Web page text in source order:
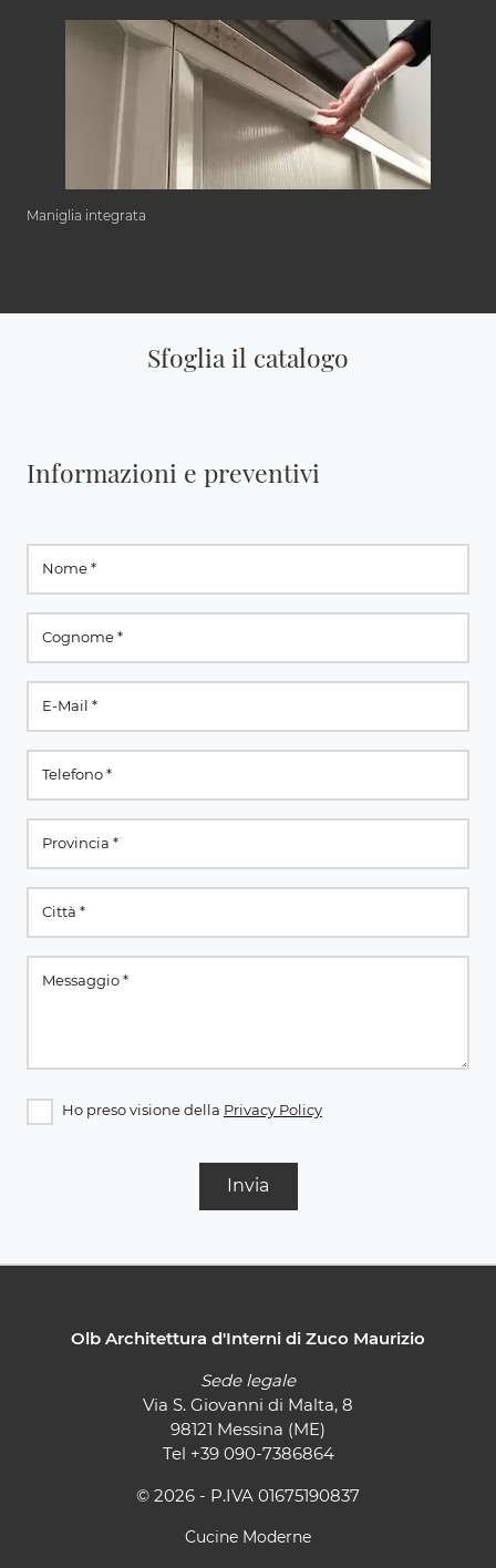
Maniglia integrata
Sfoglia il catalogo
Informazioni e preventivi
Ho preso visione della Privacy Policy
Invia
Olb Architettura d'Interni di Zuco Maurizio
Sede legale
Via S. Giovanni di Malta, 8
98121 Messina (ME)
Tel +39 090-7386864
© 2026 - P.IVA 01675190837
Cucine Moderne